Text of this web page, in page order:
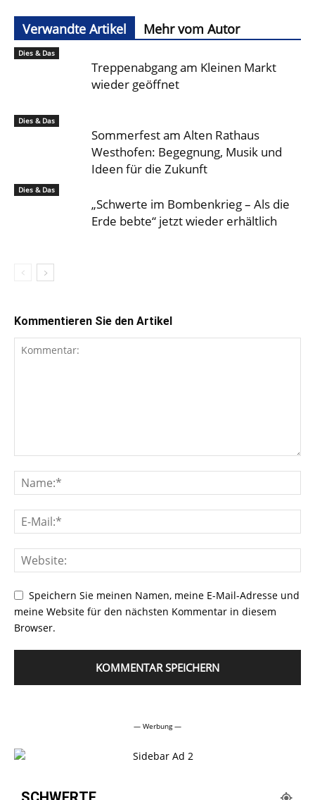
Verwandte Artikel Mehr vom Autor
Dies & Das
Treppenabgang am Kleinen Markt
wieder geöffnet
Dies & Das
Sommerfest am Alten Rathaus
Westhofen: Begegnung, Musik und
Ideen für die Zukunft
Dies & Das
„Schwerte im Bombenkrieg – Als die
Erde bebte“ jetzt wieder erhältlich
Kommentieren Sie den Artikel
Speichern Sie meinen Namen, meine E-Mail-Adresse und
meine Website für den nächsten Kommentar in diesem
Browser.
— Werbung —